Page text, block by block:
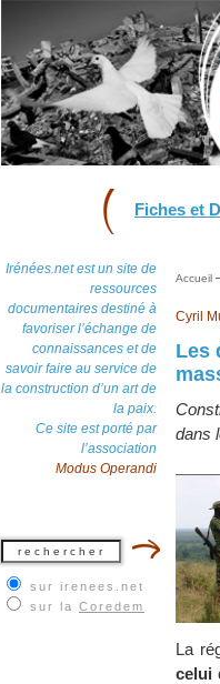
Fiches et
Irénées.net est un site de
ressources
documentaires destiné à
favoriser l’échange de
connaissances et de
savoir faire au service de
la construction d’un art de
la paix.
Ce site est porté par
l’association
Modus Operandi
sur irenees.net
sur la Coredem
Accueil
Cyril
Les
dans
La
celui